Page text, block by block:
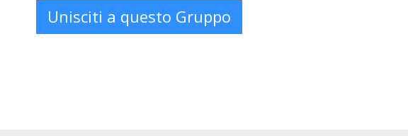
Unisciti a questo Gruppo